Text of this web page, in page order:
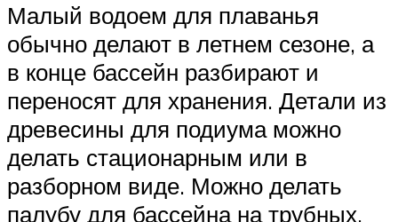
Малый водоем для плаванья
обычно делают в летнем сезоне, а
в конце бассейн разбирают и
переносят для хранения. Детали из
древесины для подиума можно
делать стационарным или в
разборном виде. Можно делать
палубу для бассейна на трубных,